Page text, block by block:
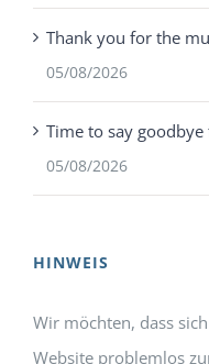
Thank you for the
05/08/2026
Time to say
05/08/2026
HINWEIS
Wir möchten, dass
Website problemlos